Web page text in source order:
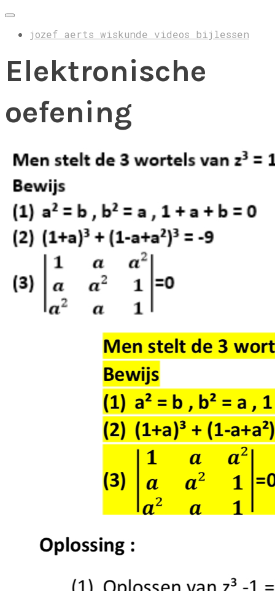
jozef aerts wiskunde videos bijlessen
Elektronische
oefening